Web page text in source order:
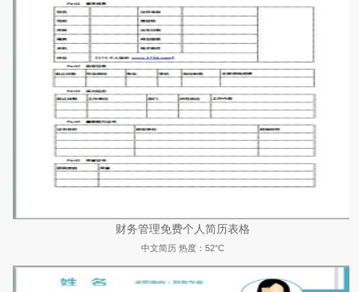
财务管理免费个人简历表格
中文简历 热度：52°C